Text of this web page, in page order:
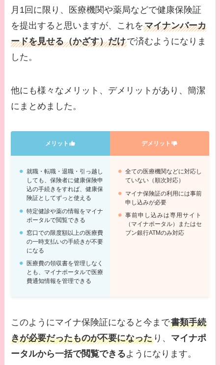
月1回に限り、医療機関や薬局などで健康保険証
を提出すると思いますが、これをマイナンバーカ
ードを見せる（かざす）だけで済むようになりま
した。
他にも様々なメリット、デメリットがあり、簡潔
にまとめました。
メリット デメリット
就職・転職・退職・引っ越し
しても、保険者に健康保険申
込の手続きをすれば、健康保
険証としてずっと使える
特定健診や薬の情報をマイナ
ポータルで閲覧できる
窓口での限度額以上の医療費
の一時支払いの手続きが不要
になる
医療費の領収書を管理しなく
とも、マイナポータルで医療
費通知情報を管理できる
全ての医療機関などに対応し
ていない（順次対応）
マイナ保険証の利用には事前
申し込みが必要
事前申し込みは専用サイト
（マイナポータル）またはセ
ブン銀行ATMのみ対応
このようにマイナ保険証になると今まで書類手続
きが必要だったものが不要になった り、 マイナポ
ータルから一括で閲覧できるようになります。